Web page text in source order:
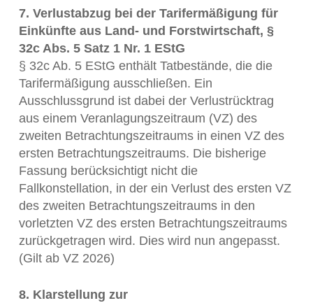
7. Verlustabzug bei der Tarifermäßigung für
Einkünfte aus Land- und Forstwirtschaft, §
32c Abs. 5 Satz 1 Nr. 1 EStG
§ 32c Ab. 5 EStG enthält Tatbestände, die die
Tarifermäßigung ausschließen. Ein
Ausschlussgrund ist dabei der Verlustrücktrag
aus einem Veranlagungszeitraum (VZ) des
zweiten Betrachtungszeitraums in einen VZ des
ersten Betrachtungszeitraums. Die bisherige
Fassung berücksichtigt nicht die
Fallkonstellation, in der ein Verlust des ersten VZ
des zweiten Betrachtungszeitraums in den
vorletzten VZ des ersten Betrachtungszeitraums
zurückgetragen wird. Dies wird nun angepasst.
(Gilt ab VZ 2026)
8. Klarstellung zur